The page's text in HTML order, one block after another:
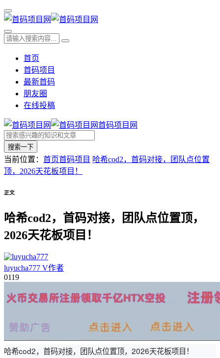
首页
首码项目
最新首码
朋友圈
在线投稿
首码项目网
搜索一下
当前位置： 首页首码项目 哈希cod2，首码对接，团队点位置
顶，2026天花板项目！
正文
哈希cod2，首码对接，团队点位置顶，
2026天花板项目！
luyucha777 V作者
0119
哈希cod2，首码对接，团队点位置顶，2026天花板项目！